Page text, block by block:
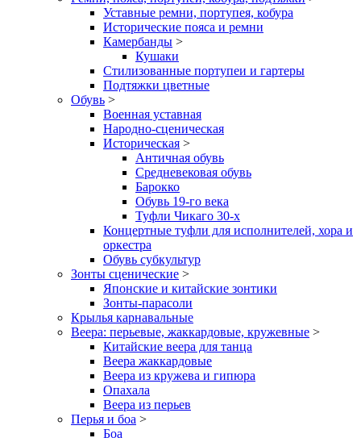
Уставные ремни, портупея, кобура
Исторические пояса и ремни
Камербанды >
Кушаки
Стилизованные портупеи и гартеры
Подтяжки цветные
Обувь >
Военная уставная
Народно-сценическая
Историческая >
Античная обувь
Средневековая обувь
Барокко
Обувь 19-го века
Туфли Чикаго 30-х
Концертные туфли для исполнителей, хора и
оркестра
Обувь субкультур
Зонты сценические >
Японские и китайские зонтики
Зонты-парасоли
Крылья карнавальные
Веера: перьевые, жаккардовые, кружевные >
Китайские веера для танца
Веера жаккардовые
Веера из кружева и гипюра
Опахала
Веера из перьев
Перья и боа >
Боа